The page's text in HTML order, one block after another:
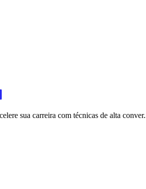
sua carreira com técnicas de alta